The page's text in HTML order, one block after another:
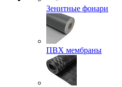
Зенитные фонари
ПВХ мембраны